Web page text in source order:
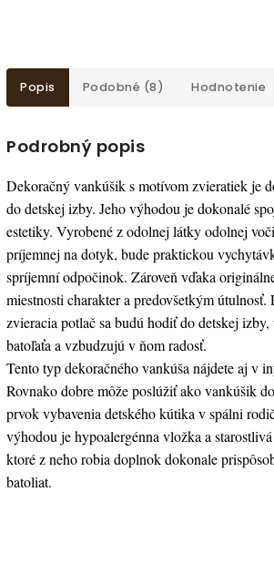
Popis Podobné (8) Hodnotenie
Podrobný popis
Dekoračný vankúšik s motívom zvieratiek je
do detskej izby. Jeho výhodou je dokonalé
estetiky. Vyrobené z odolnej látky odolnej
príjemnej na dotyk, bude praktickou
spríjemní odpočinok. Zároveň vďaka
miestnosti charakter a predovšetkým útulnosť.
zvieracia potlač sa budú hodiť do detskej
batoľaťa a vzbudzujú v ňom radosť.
Tento typ dekoračného vankúša nájdete aj v
Rovnako dobre môže poslúžiť ako vankúšik
prvok vybavenia detského kútika v spálni
výhodou je hypoalergénna vložka a
ktoré z neho robia doplnok dokonale
batoliat.